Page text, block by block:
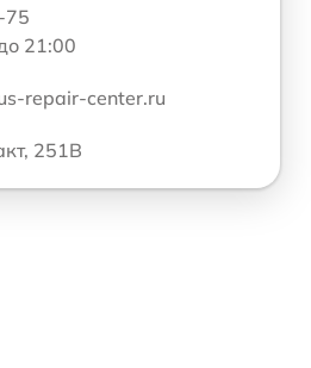
75
21:00
repair-center.ru
251В